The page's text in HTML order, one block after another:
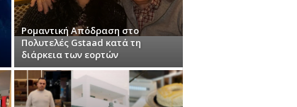
Ρομαντική Απόδραση στο
Πολυτελές Gstaad κατά τη
διάρκεια των εορτών